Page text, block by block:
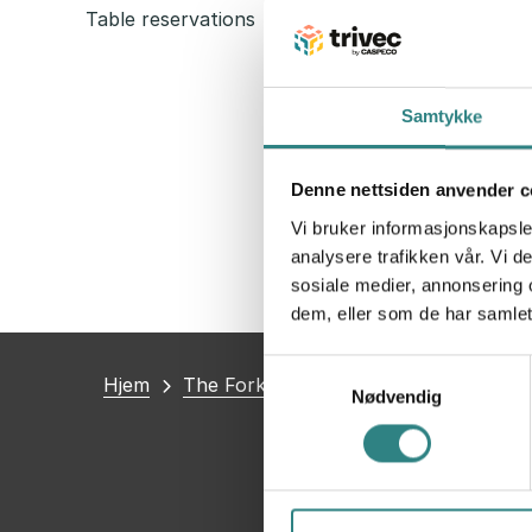
Samtykke
Denne nettsiden anvender
Vi bruker
analysere trafikken vår. Vi
sosiale medier,
dem, eller som de har
Nødvendig
Table reservations
Du
Hjem The Fork